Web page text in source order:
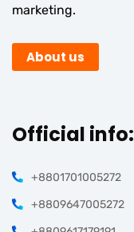
marketing.
About us
Official info:
+8801701005272
+8809647005272